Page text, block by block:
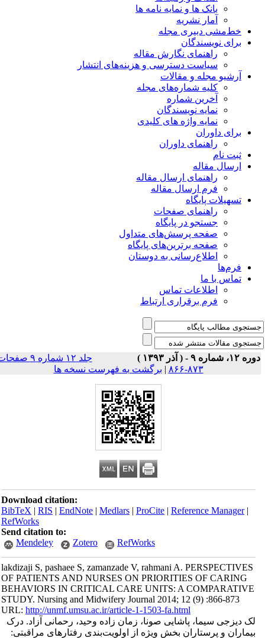
بانک ها و نمایه نامه ها
آمار نشریه
خط‌مشی دبیری مجله
برای نویسندگان
راهنمای نگارش مقاله
سیاست دسترسی و هزینه‌های انتشار
آرشیو مجله و مقالات
کلیه شماره‌های مجله
آخرین شماره
نمایه نویسندگان
نمایه واژه های کلیدی
برای داوران
راهنمای داوران
ثبت نام
ارسال مقاله
راهنمای ارسال مقاله
فرم ارسال مقاله
تسهیلات پایگاه
راهنمای صفحات
جستجو در پایگاه
صفحه پرسش‌های متداول
صفحه برترین‌های پایگاه
اطلاع‌رسانی به دوستان
فرم‌ها
تماس با ما
اطلاعات تماس
فرم برقراری ارتباط
۱۲، شماره ۹ - ( آذر ۱۳۹۳ )
جلد ۱۲ شماره ۹ صفحات
۸۷۳-۸۶۶
| برگشت به فهرست نسخه ها
Download citation:
BibTeX|RIS|EndNote|Medlars|ProCite|Reference Manager
RefWorks
Send citation to:
Mendeley
Zotero RefWorks
lakdizaji S, pashaee S, zamanzade V, rahmani A. PERSPECTIVES
OF PATIENTS AND NURSES ON PRIORITIES OF CARING
BEHAVIORS IN CRITICAL CARE UNITS: A COMPARATIVE
STUDY. Nursing and Midwifery Journal 2014; 12 (9) :866-873
URL:http://unmf.umsu.ac.ir/article-1-1503-fa.html
لک دیزجی سیما، پاشایی صونا، زمان زاده وحید، رحمانی آزاد. درک
بیماران و پرستاران بخش ویژه از اولویت‌بندی رفتارهای مراقبتی: